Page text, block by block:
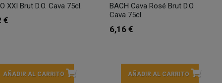
XXI Brut D.O. Cava 75cl.
€
AÑADIR AL CARRITO
BACH Cava Rosé Brut D.O.
Cava 75cl.
6,16 €
AÑADIR AL CARRITO